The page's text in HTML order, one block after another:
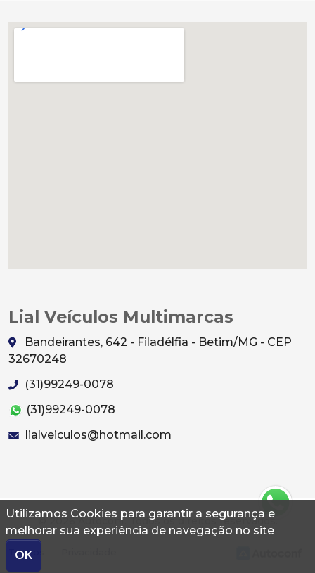
Utilizamos Cookies para garantir a segurança e
melhorar sua experiência de navegação no site
OK
Lial Veículos Multimarcas
Bandeirantes, 642 - Filadélfia - Betim/MG - CEP
32670248
(31)99249-0078
(31)99249-0078
lialveiculos@hotmail.com
© 2026 Autoconf. Todos os direitos reservados.
Termos